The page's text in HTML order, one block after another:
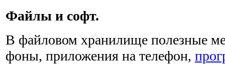
Файлы и софт.
В файловом хранилище полезные
фоны, приложения на телефон,